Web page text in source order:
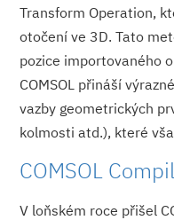
Transform Operation,
otočení ve 3D. Tato
pozice importovaného
COMSOL přináší
vazby geometrických
kolmosti atd.), které
COMSOL
V loňském roce přišel